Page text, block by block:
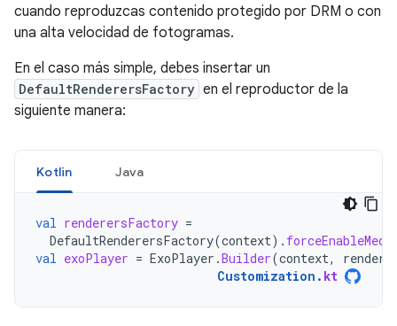
cuando reproduzcas contenido protegido por DRM o con
una alta velocidad de fotogramas.
En el caso más simple, debes insertar un
DefaultRenderersFactory en el reproductor de la
siguiente manera:
Kotlin Java
val renderersFactory =
DefaultRenderersFactory(context).
val exoPlayer = ExoPlayer .Builder(context,
Customization . kt